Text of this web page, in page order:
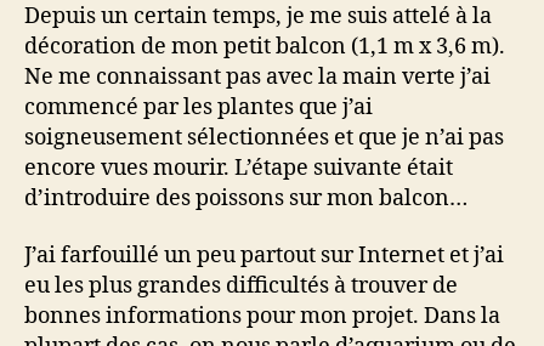
Depuis un certain temps, je me suis attelé à la
décoration de mon petit balcon (1,1 m x 3,6 m).
Ne me connaissant pas avec la main verte j’ai
commencé par les plantes que j’ai
soigneusement sélectionnées et que je n’ai pas
encore vues mourir. L’étape suivante était
d’introduire des poissons sur mon balcon…
J’ai farfouillé un peu partout sur Internet et j’ai
eu les plus grandes difficultés à trouver de
bonnes informations pour mon projet. Dans la